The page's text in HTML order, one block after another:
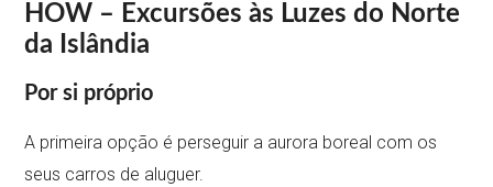
HOW – Excursões às Luzes do Norte
da Islândia
Por si próprio
A primeira opção é perseguir a aurora boreal com os
seus carros de aluguer.